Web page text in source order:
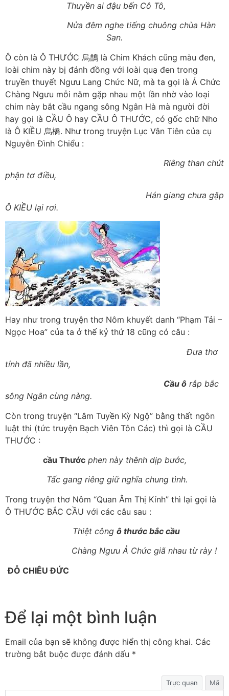
Thuyền ai đậu bến Cô Tô,
Nửa đêm nghe tiếng chuông chùa Hàn
San.
Ô còn là Ô THƯỚC 烏鵲 là Chim Khách cũng màu đen,
loài chim này bị đánh đồng với loài quạ đen trong
truyền thuyết Ngưu Lang Chức Nữ, mà ta gọi là Ả Chức
Chàng Ngưu mỗi năm gặp nhau một lần nhờ vào loại
chim này bắt cầu ngang sông Ngân Hà mà người đời
hay gọi là CẦU Ô hay CẦU Ô THƯỚC, có gốc chữ Nho
là Ô KIỀU 烏橋. Như trong truyện Lục Vân Tiên của cụ
Nguyễn Đình Chiểu :
Riêng than chút
phận tơ điều,
Hán giang chưa gặp
Ô KIỀU lại rơi.
Hay như trong truyện thơ Nôm khuyết danh “Phạm Tải –
Ngọc Hoa” của ta ở thế kỷ thứ 18 cũng có câu :
Đưa thơ
tính đã nhiều lần,
Cầu ô rắp bắc
sông Ngân cùng nàng.
Còn trong truyện “Lâm Tuyền Kỳ Ngộ” bằng thất ngôn
luật thi (tức truyện Bạch Viên Tôn Các) thì gọi là CẦU
THƯỚC :
cầu Thướcphen này thênh dịp bước,
Tấc gang riêng giữ nghĩa chung tình.
Trong truyện thơ Nôm “Quan Âm Thị Kính” thì lại gọi là
Ô THƯỚC BẮC CẦU với các câu sau :
Thiệt công ô thước bắc cầu
Chàng Ngưu Ả Chức giã nhau từ rày !
ĐỖ CHIÊU ĐỨC
Để lại một bình luận
Email của bạn sẽ không được hiển thị công khai. Các
trường bắt buộc được đánh dấu *
Trực quan Mã